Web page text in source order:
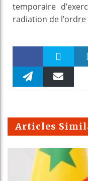
temporaire
radiation de l’ordre
Faceboo Twitter
m
Articles